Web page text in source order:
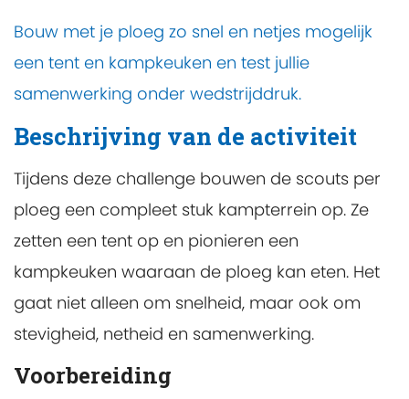
Bouw met je ploeg zo snel en netjes mogelijk
een tent en kampkeuken en test jullie
samenwerking onder wedstrijddruk.
Beschrijving van de activiteit
Tijdens deze challenge bouwen de scouts per
ploeg een compleet stuk kampterrein op. Ze
zetten een tent op en pionieren een
kampkeuken waaraan de ploeg kan eten. Het
gaat niet alleen om snelheid, maar ook om
stevigheid, netheid en samenwerking.
Voorbereiding